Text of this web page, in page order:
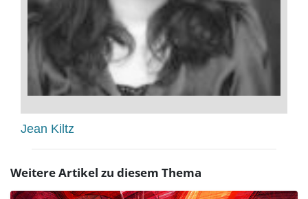
Jean Kiltz
Weitere Artikel zu diesem Thema